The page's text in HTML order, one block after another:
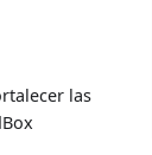
las